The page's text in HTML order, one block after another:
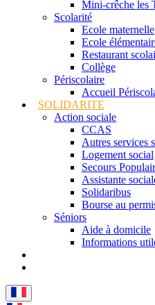
Mini-crêche les
Scolarité
Ecole maternelle
Ecole
Restaurant
Collège
Périscolaire
Accueil
SOLIDARITE
Action sociale
CCAS
Autres services
Logement social
Secours
Assistante
Solidaribus
Bourse au
Séniors
Aide à domicile
Informations